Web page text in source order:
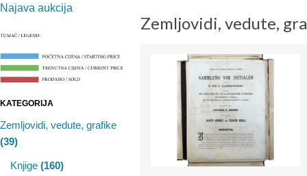
Najava aukcija
KATEGORIJA
Zemljovidi, vedute, grafike
(39)
Knjige (160)
Zemljovidi, vedute,